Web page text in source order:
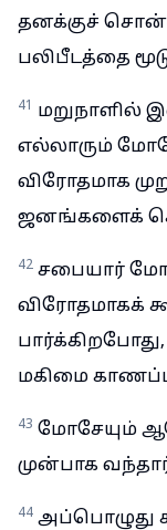
தனக்குச்
பலிபீடத்தை
41 மறுநாளில்
எல்லாரும்
விரோதமாக
ஜனங்களைக்
42 சபையார்
விரோதமாகக்
மகிமை
43 மோசேயும்
முன்பாக
44 அப்பொழுது